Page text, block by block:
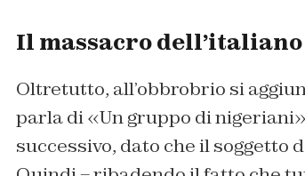
Il massacro
Oltretutto, all’obbrobrio si
parla di «Un gruppo di
successivo, dato che il soggetto